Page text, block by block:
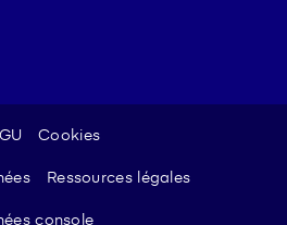
Cookies
Ressources légales
console